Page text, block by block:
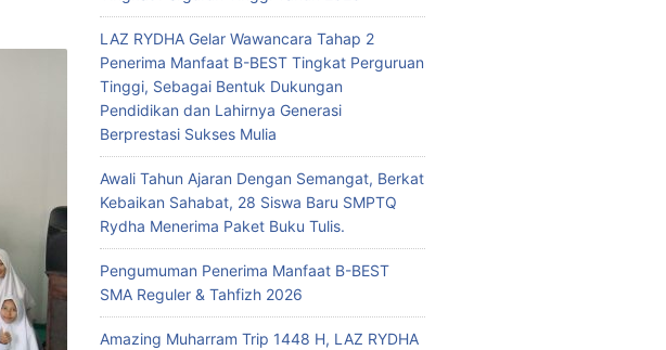
LAZ RYDHA Gelar Wawancara Tahap 2
Penerima Manfaat B-BEST Tingkat Perguruan
Tinggi, Sebagai Bentuk Dukungan
Pendidikan dan Lahirnya Generasi
Berprestasi Sukses Mulia
Awali Tahun Ajaran Dengan Semangat, Berkat
Kebaikan Sahabat, 28 Siswa Baru SMPTQ
Rydha Menerima Paket Buku Tulis.
Pengumuman Penerima Manfaat B-BEST
SMA Reguler & Tahfizh 2026
Amazing Muharram Trip 1448 H, LAZ RYDHA